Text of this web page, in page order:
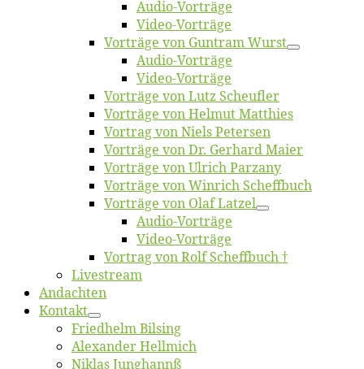
Au­dio-Vor­trä­ge
Vi­deo-Vor­trä­ge
Vor­trä­ge von Gun­tram Wurst
Au­dio-Vor­trä­ge
Vi­deo-Vor­trä­ge
Vor­trä­ge von Lutz Scheufler
Vor­trä­ge von Hel­mut Matthies
Vor­trag von Niels Petersen
Vor­trä­ge von Dr. Ger­hard Maier
Vor­trä­ge von Ul­rich Parzany
Vor­trä­ge von Win­rich Scheffbuch
Vor­trä­ge von Olaf Latzel
Au­dio-Vor­trä­ge
Vi­deo-Vor­trä­ge
Vor­trag von Rolf Scheffbuch †
Live­stream
An­dach­ten
Kon­takt
Fried­helm Bilsing
Alex­an­der Hellmich
Ni­klas Junghannß